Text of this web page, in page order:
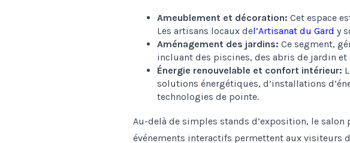
Ameublement et décoration: Cet espace
Les artisans locaux del’Artisanat du Gard y
Aménagement des jardins: Ce segment,
incluant des piscines, des abris de jardin et
Énergie renouvelable et confort intérieur:
solutions énergétiques, d’installations
technologies de pointe.
Au-delà de simples stands d’exposition, le
événements interactifs permettent aux visiteurs